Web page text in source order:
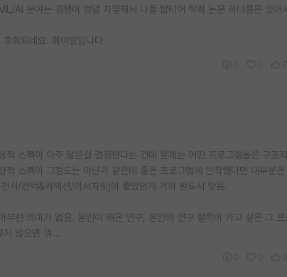
AI 분야는 경쟁이 정말 치열해서 다들 탑티어 학회 논문 하나쯤은 있어
회되네요. 화이팅입니다.
스펙이 아주 많은걸 결정한다는 건데 문제는 어떤 프로그램들은 구조
스펙이 그정도는 아닌거 같은데 좋은 프로그램에 안착했다면 대부분
서/컨택&커넥션/리서치핏)이 좋았던게 거의 반드시 맞음.
런 의미가 없음. 본인이 해온 연구, 본인의 연구 철학이 가고 싶은 그
않으면 뭐...